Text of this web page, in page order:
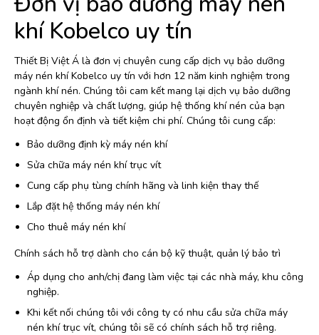
khí Kobelco uy tín
Thiết Bị Việt Á là đơn vị chuyên cung cấp dịch vụ bảo dưỡng
máy nén khí Kobelco uy tín với hơn 12 năm kinh nghiệm trong
ngành khí nén. Chúng tôi cam kết mang lại dịch vụ bảo dưỡng
chuyên nghiệp và chất lượng, giúp hệ thống khí nén của bạn
hoạt động ổn định và tiết kiệm chi phí. Chúng tôi cung cấp:
Bảo dưỡng định kỳ máy nén khí
Sửa chữa máy nén khí trục vít
Cung cấp phụ tùng chính hãng và linh kiện thay thế
Lắp đặt hệ thống máy nén khí
Cho thuê máy nén khí
Chính sách hỗ trợ dành cho cán bộ kỹ thuật, quản lý bảo trì
Áp dụng cho anh/chị đang làm việc tại các nhà máy, khu công
nghiệp.
Khi kết nối chúng tôi với công ty có nhu cầu sửa chữa máy
nén khí trục vít, chúng tôi sẽ có chính sách hỗ trợ riêng.